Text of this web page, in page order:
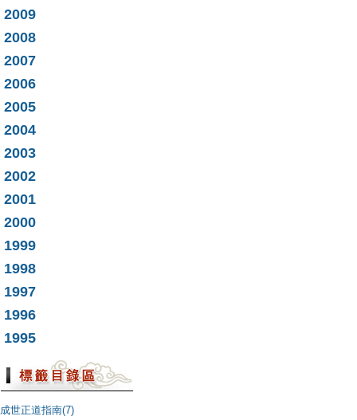
2009
2008
2007
2006
2005
2004
2003
2002
2001
2000
1999
1998
1997
1996
1995
成世正道指南(7)